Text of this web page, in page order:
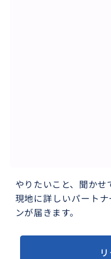
やりたいこと、聞かせ
現地に詳しいパート
ンが届きます。